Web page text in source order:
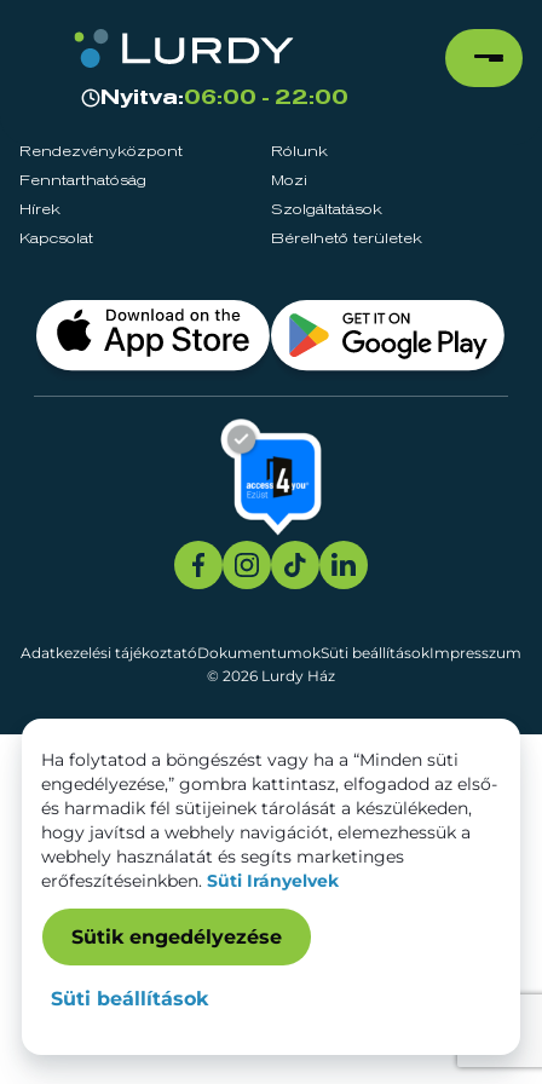
Nyitva:06:00 - 22:00
Rendezvényközpont
Rólunk
Fenntarthatóság
Mozi
Hírek
Szolgáltatások
Kapcsolat
Bérelhető területek
© 2026 Lurdy Ház
Adatkezelési tájékoztatóDokumentumokSüti beállításokImpresszum
Ha folytatod a böngészést vagy ha a “Minden süti
engedélyezése,” gombra kattintasz, elfogadod az első-
és harmadik fél sütijeinek tárolását a készülékeden,
hogy javítsd a webhely navigációt, elemezhessük a
webhely használatát és segíts marketinges
erőfeszítéseinkben. Süti Irányelvek
Sütik engedélyezése
Süti beállítások